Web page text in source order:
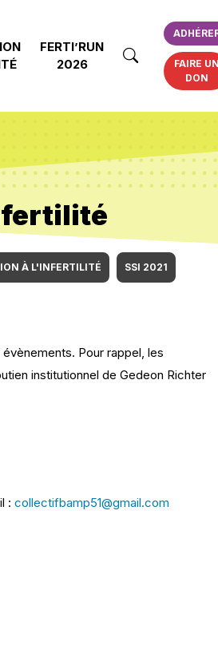
FERTI’RUN
2026
FAIRE
DON
À L'INFERTILITÉ SSI 2021
Pour rappel, les
institutionnel de Gedeon Richter
: collectifbamp51@gmail.com